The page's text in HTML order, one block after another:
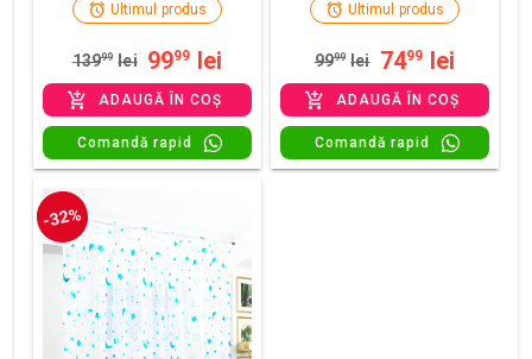
Ultimul produs
13999 lei 9999 lei
ADAUGĂ ÎN COȘ
Comandă rapid
Ultimul produs
9999 lei 7499 lei
ADAUGĂ ÎN COȘ
Comandă rapid
-32%